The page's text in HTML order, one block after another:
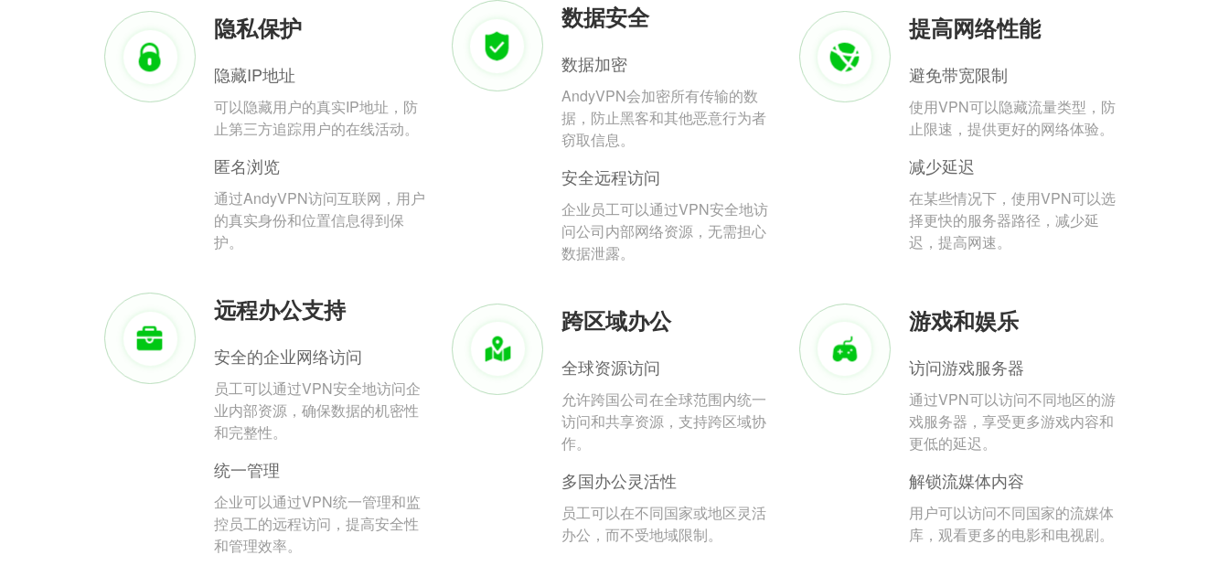
隐私保护
隐藏IP地址
可以隐藏用户的真实IP地址，防
止第三方追踪用户的在线活动。
匿名浏览
通过AndyVPN访问互联网，用户
的真实身份和位置信息得到保
护。
数据安全
数据加密
AndyVPN会加密所有传输的数
据，防止黑客和其他恶意行为者
窃取信息。
安全远程访问
企业员工可以通过VPN安全地访
问公司内部网络资源，无需担心
数据泄露。
提高网络性能
避免带宽限制
使用VPN可以隐藏流量类型，防
止限速，提供更好的网络体验。
减少延迟
在某些情况下，使用VPN可以选
择更快的服务器路径，减少延
迟，提高网速。
远程办公支持
安全的企业网络访问
员工可以通过VPN安全地访问企
业内部资源，确保数据的机密性
和完整性。
统一管理
企业可以通过VPN统一管理和监
控员工的远程访问，提高安全性
和管理效率。
跨区域办公
全球资源访问
允许跨国公司在全球范围内统一
访问和共享资源，支持跨区域协
作。
多国办公灵活性
员工可以在不同国家或地区灵活
办公，而不受地域限制。
游戏和娱乐
访问游戏服务器
通过VPN可以访问不同地区的游
戏服务器，享受更多游戏内容和
更低的延迟。
解锁流媒体内容
用户可以访问不同国家的流媒体
库，观看更多的电影和电视剧。